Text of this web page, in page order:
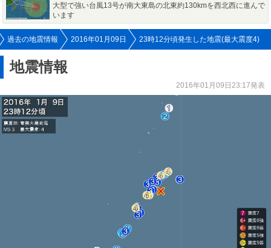
大型で強い台風13号が南大東島の北東約130kmを西北西に進んで
います
過去の地震情報 2016年01月09日 23時12分頃発生した地震(最大震度4)
地震情報
2016年01月09日23:17発表